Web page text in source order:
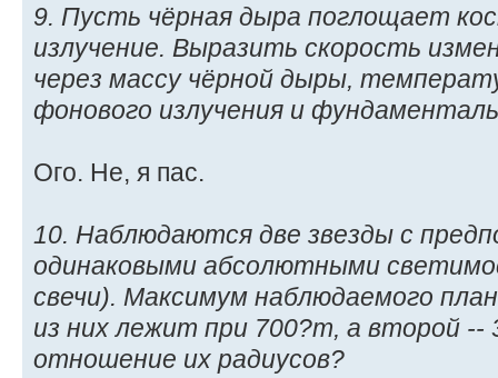
9. Пусть чёрная дыра поглощает
излучение. Выразить скорость
через массу чёрной дыры,
фонового излучения и
Ого. Не, я пас.
10. Наблюдаются две звезды с
одинаковыми абсолютными
свечи). Максимум наблюдаемого
из них лежит при 700?m, а второй --
отношение их радиусов?